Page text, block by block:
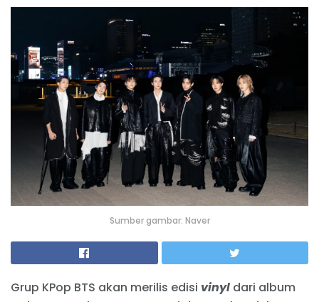
Sumber gambar: Naver
Grup KPop BTS akan merilis edisi vinyl dari album